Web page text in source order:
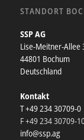
STANDORT
SSP AG
Lise-Meitner-Allee
44801 Bochum
Deutschland
Kontakt
T +49 234 30709-0
F +49 234 30709-
info@ssp.ag